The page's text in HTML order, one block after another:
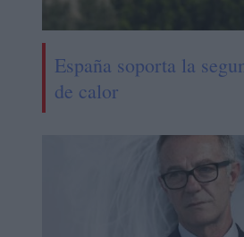
España soporta la
de calor